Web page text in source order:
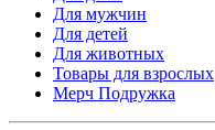
Для мужчин
Для детей
Для животных
Товары для взрослых
Мерч Подружка